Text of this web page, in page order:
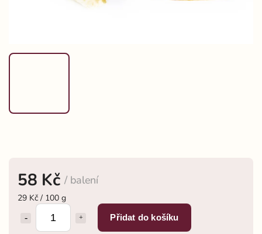
58 Kč/ balení
29 Kč / 100 g
Přidat do košíku